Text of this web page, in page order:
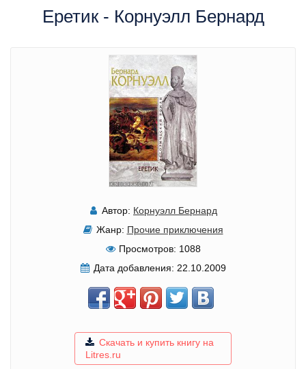
Еретик - Корнуэлл Бернард
Автор: Корнуэлл Бернард
Жанр: Прочие приключения
Просмотров: 1088
Дата добавления: 22.10.2009
Скачать и купить книгу на
Litres.ru